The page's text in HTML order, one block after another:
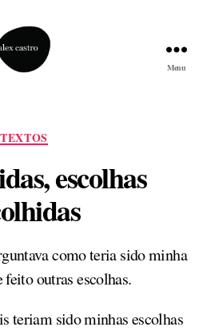
Menu
Categorias
TEXTOS
escolhas
como teria sido minha
feito outras escolhas.
teriam sido minhas escolhas